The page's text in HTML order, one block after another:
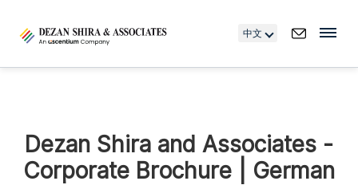
中文
Dezan Shira and Associates -
Corporate Brochure | German